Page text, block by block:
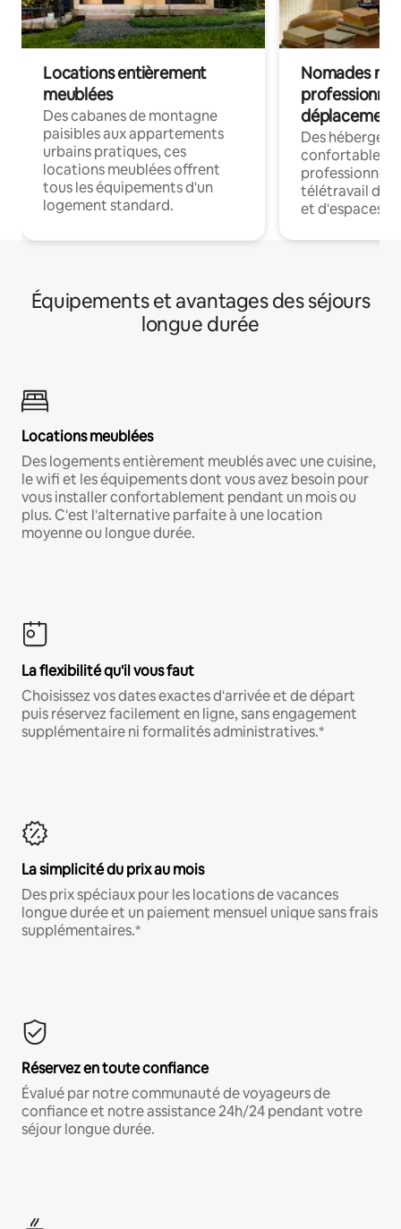
Locations entièrement
meublées
Des cabanes de montagne
paisibles aux appartements
urbains pratiques, ces
locations meublées offrent
tous les équipements d'un
logement standard.
Nomades
déplacement
Des
confortables
professionnels
télétravail
et d'espaces
Équipements et avantages des séjours
longue durée
Locations meublées
Des logements entièrement meublés avec une cuisine,
le wifi et les équipements dont vous avez besoin pour
vous installer confortablement pendant un mois ou
plus. C'est l'alternative parfaite à une location
moyenne ou longue durée.
La flexibilité qu'il vous faut
Choisissez vos dates exactes d'arrivée et de départ
puis réservez facilement en ligne, sans engagement
supplémentaire ni formalités administratives.*
La simplicité du prix au mois
Des prix spéciaux pour les locations de vacances
longue durée et un paiement mensuel unique sans frais
supplémentaires.*
Réservez en toute confiance
Évalué par notre communauté de voyageurs de
confiance et notre assistance 24h/24 pendant votre
séjour longue durée.